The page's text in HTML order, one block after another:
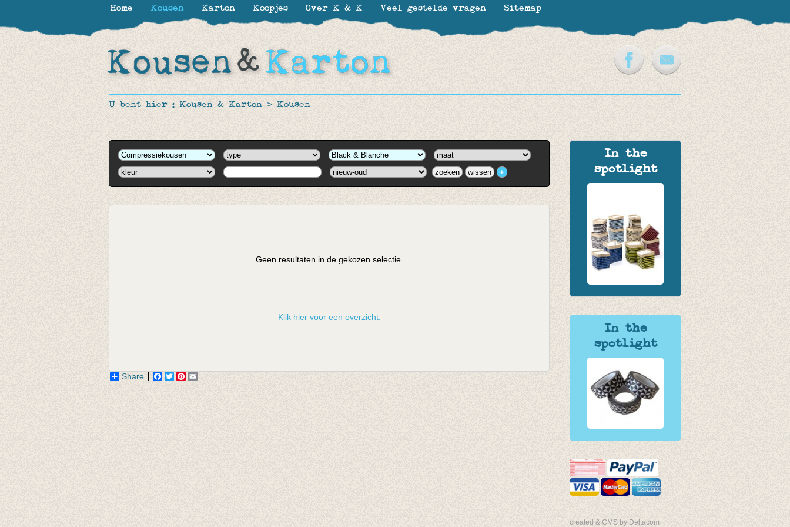
U bent hier : Kousen & Karton > Kousen
In the
spotlight
In the
spotlight
created & CMS by Deltacom
Geen resultaten in de gekozen selectie.
Klik hier voor een overzicht.
Share Facebook
TwitterPinterest
Home Kousen Karton Koopjes Over K & K Veel gestelde vragen Sitemap